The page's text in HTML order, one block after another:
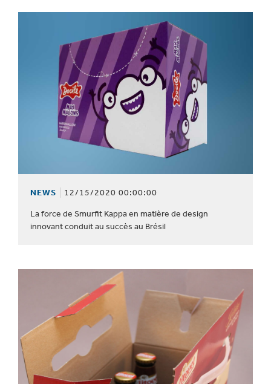
NEWS 12/15/2020 00:00:00
La force de Smurfit Kappa en matière de design
innovant conduit au succès au Brésil